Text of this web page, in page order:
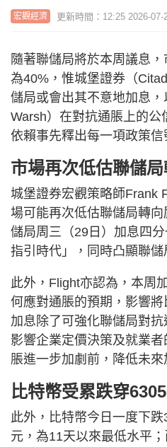
宏觀經濟 更新時間：12:25 2026-07-
隨著聯儲局將於本周議息
為40%，惟城堡證券（
儲局或會出其不意地加息
Warsh）在對抗通脹上的
依賴事先釋出每一項政策信
市場再次低估聯儲
城堡證券宏觀策略師Frank
場可能再次低估聯儲局轉
儲局周三（29日）加息四
指引時代」，同時凸顯聯儲
此外，Flight亦認為，本周
何應對通脹的預期，影響
加息除了可強化聯儲局對
影響企業定價決策及就業
脹進一步加劇前，降低未來
比特幣受累跌穿
此外，比特幣今日一度下
元，為11天以來最低水平